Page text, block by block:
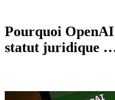
Pourquoi OpenAI
statut juridique